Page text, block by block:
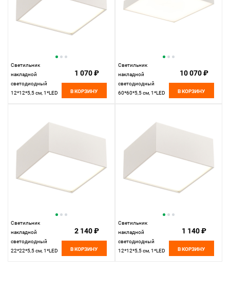
Светильник
накладной
светодиодный
12*12*5,5 см, 1*LED
1 070 ₽
В КОРЗИНУ
Светильник
накладной
светодиодный
60*60*5,5 см, 1*LED
10 070 ₽
В КОРЗИНУ
Светильник
накладной
светодиодный
22*22*5,5 см, 1*LED
2 140 ₽
В КОРЗИНУ
Светильник
накладной
светодиодный
12*12*5,5 см, 1*LED
1 140 ₽
В КОРЗИНУ